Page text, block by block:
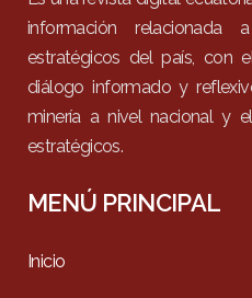
información
estratégicos del país, con
diálogo informado y
minería a nivel nacional y
estratégicos.
MENÚ PRINCIPAL
Inicio